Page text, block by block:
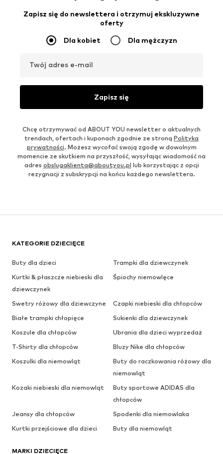
Zapisz się do newslettera i otrzymuj ekskluzywne
oferty
Dla kobiet Dla mężczyzn
Twój adres e-mail
Zapisz się
Chcę otrzymywać od ABOUT YOU newsletter o aktualnych
trendach, ofertach i kuponach zgodnie ze stroną Polityka
prywatności. Możesz wycofać swoją zgodę w dowolnym
momencie ze skutkiem na przyszłość, wysyłając wiadomość na
adres obslugaklienta@aboutyou.pl lub korzystając z opcji
rezygnacji z subskrypcji na końcu każdego newslettera.
KATEGORIE DZIECIĘCE
Buty dla dzieci
Trampki dla dziewczynek
Kurtki & płaszcze niebieski dla
dziewczynek
Śpiochy niemowlęce
Swetry różowy dla dziewczyne
Czapki niebieski dla chłopców
Białe trampki chłopięce
Sukienki dla dziewczynek
Koszule dla chłopców
Ubrania dla dzieci wyprzedaż
T-Shirty dla chłopców
Bluzy Nike dla chłopców
Koszulki dla niemowląt
Buty do raczkowania różowy dla
niemowląt
Kozaki niebieski dla niemowląt
Buty sportowe ADIDAS dla
chłopców
Jeansy dla chłopców
Spodenki dla niemowlaka
Kurtki przejściowe dla dzieci
Buty dla niemowląt
MARKI DZIECIĘCE